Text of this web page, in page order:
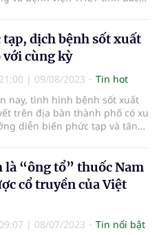
thuật phẫu thuật trĩ cơ bản.
dịch bệnh sốt xuất
với cùng kỳ
21:00 | 09/08/2023
Tin hot
nay, tình hình bệnh sốt xuất
trên địa bàn thành phố có xu
diễn biến phức tạp và tăng
là “ông tổ” thuốc Nam
cổ truyền của Việt
09:07 | 08/07/2023
Tin nổi bật